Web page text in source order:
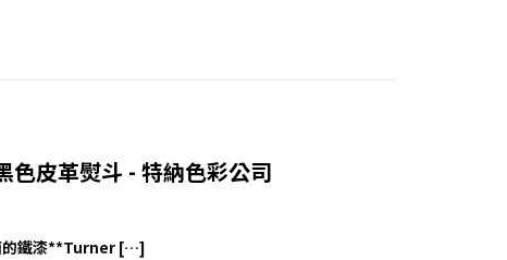
色皮革熨斗 - 特納色彩公司
的鐵漆**Turner […]